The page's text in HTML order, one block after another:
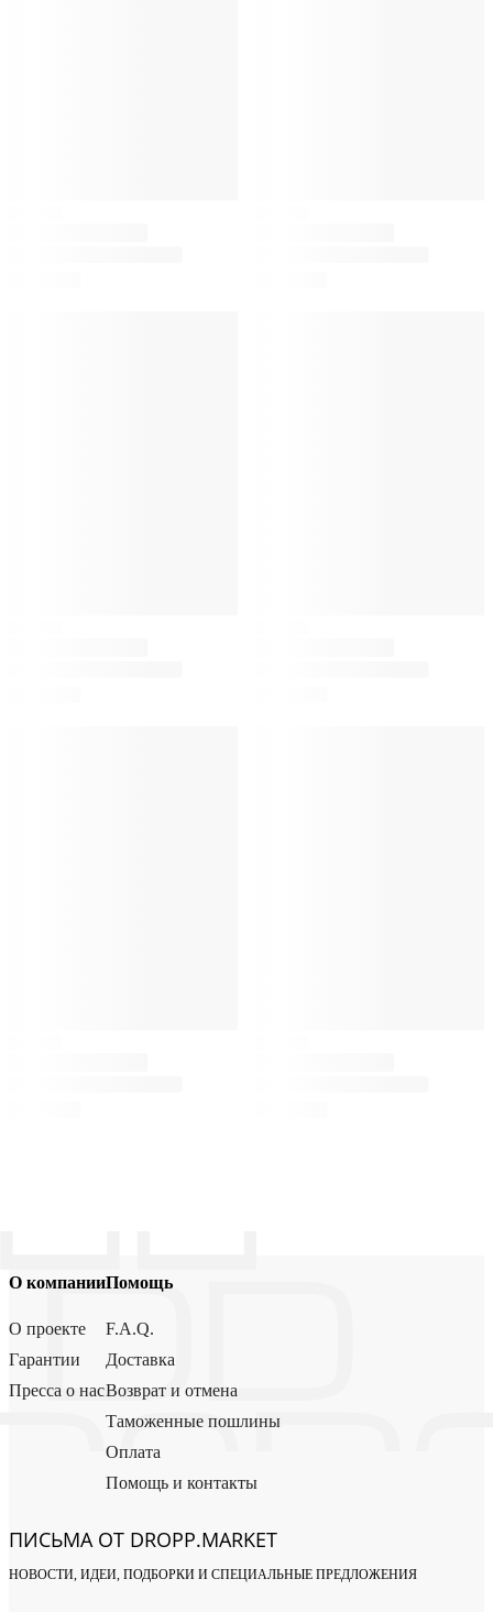
О компании
О проекте
Гарантии
Пресса о нас
Помощь
F.A.Q.
Доставка
Возврат и отмена
Таможенные пошлины
Оплата
Помощь и контакты
ПИСЬМА ОТ DROPP.MARKET
НОВОСТИ, ИДЕИ, ПОДБОРКИ И СПЕЦИАЛЬНЫЕ ПРЕДЛОЖЕНИЯ